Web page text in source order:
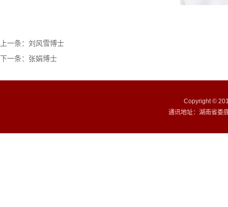
上一条： 刘风雪博士
下一条： 张娟博士
Copyright ©
通讯地址：湖南省娄